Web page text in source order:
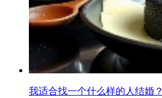
我适合找一个什么样的人结婚？